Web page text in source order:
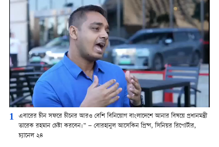
1 এবারের চীন সফরে চীনের আরও বেশি বিনিয়োগ বাংলাদেশে আনার বিষয়ে প্রধানমন্ত্রী
তারেক রহমান চেষ্টা করবেন।” — বোরহানুল আসেকিন প্রিন্স, সিনিয়র রিপোর্টার,
চ্যানেল ২৪